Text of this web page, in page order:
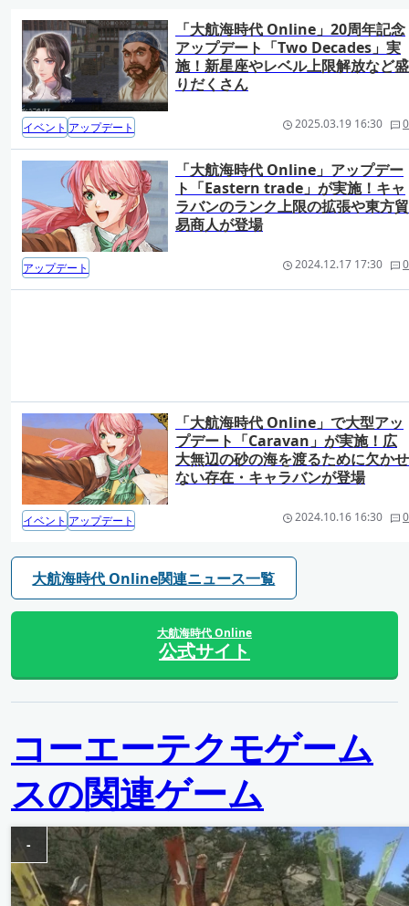
「大航海時代 Online」20周年記念
アップデート「Two Decades」実
施！新星座やレベル上限解放など盛
りだくさん
イベント アップデート 2025.03.19 16:30 0
「大航海時代 Online」アップデー
ト「Eastern trade」が実施！キャ
ラバンのランク上限の拡張や東方貿
易商人が登場
アップデート 2024.12.17 17:30 0
「大航海時代 Online」で大型アッ
プデート「Caravan」が実施！広
大無辺の砂の海を渡るために欠かせ
ない存在・キャラバンが登場
イベント アップデート 2024.10.16 16:30 0
大航海時代 Online関連ニュース一覧
大航海時代 Online
公式サイト
コーエーテクモゲーム
スの関連ゲーム
-